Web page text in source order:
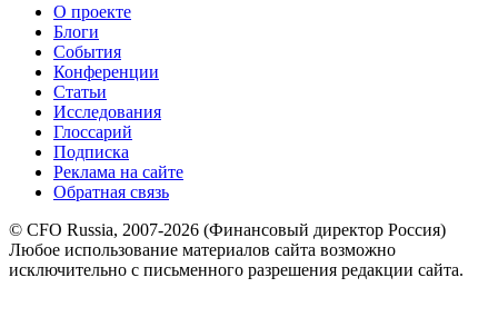
О проекте
Блоги
События
Конференции
Статьи
Исследования
Глоссарий
Подписка
Реклама на сайте
Обратная связь
© CFO Russia, 2007-2026 (Финансовый директор Россия)
Любое использование материалов сайта возможно
исключительно с письменного разрешения редакции сайта.